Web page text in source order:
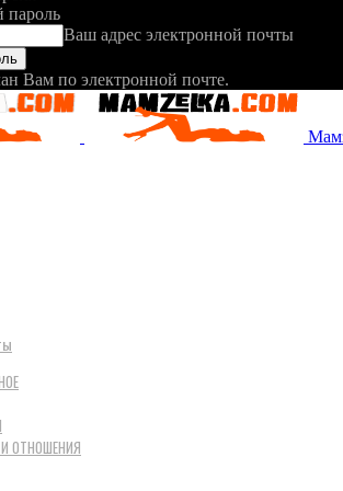
пароль
Ваш адрес электронной почты
Вам по электронной почте.
ОТНОШЕНИЯ